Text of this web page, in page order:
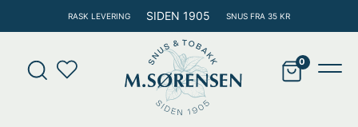
rett
innholdet
RASK LEVERING SIDEN 1905 SNUS FRA 35 KR
Products
search